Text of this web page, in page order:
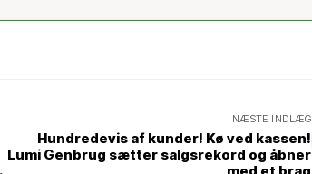
NÆSTE INDLÆG
Hundredevis af kunder! Kø ved kassen!
Lumi Genbrug sætter salgsrekord og åbner